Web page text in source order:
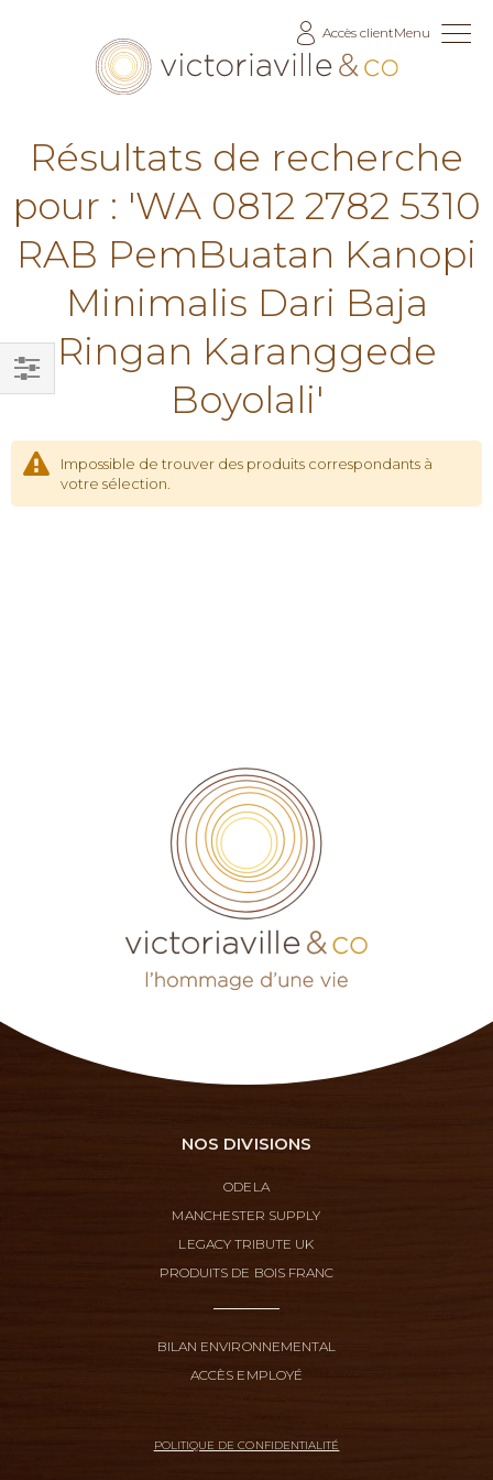
Accès clientMenu
Résultats de recherche
pour : 'WA 0812 2782 5310
RAB PemBuatan Kanopi
Minimalis Dari Baja
Ringan Karanggede
Boyolali'
Impossible de trouver des produits correspondants à
votre sélection.
Filtrer
NOS DIVISIONS
ODELA
MANCHESTER SUPPLY
LEGACY TRIBUTE UK
PRODUITS DE BOIS FRANC
BILAN ENVIRONNEMENTAL
ACCÈS EMPLOYÉ
POLITIQUE DE CONFIDENTIALITÉ